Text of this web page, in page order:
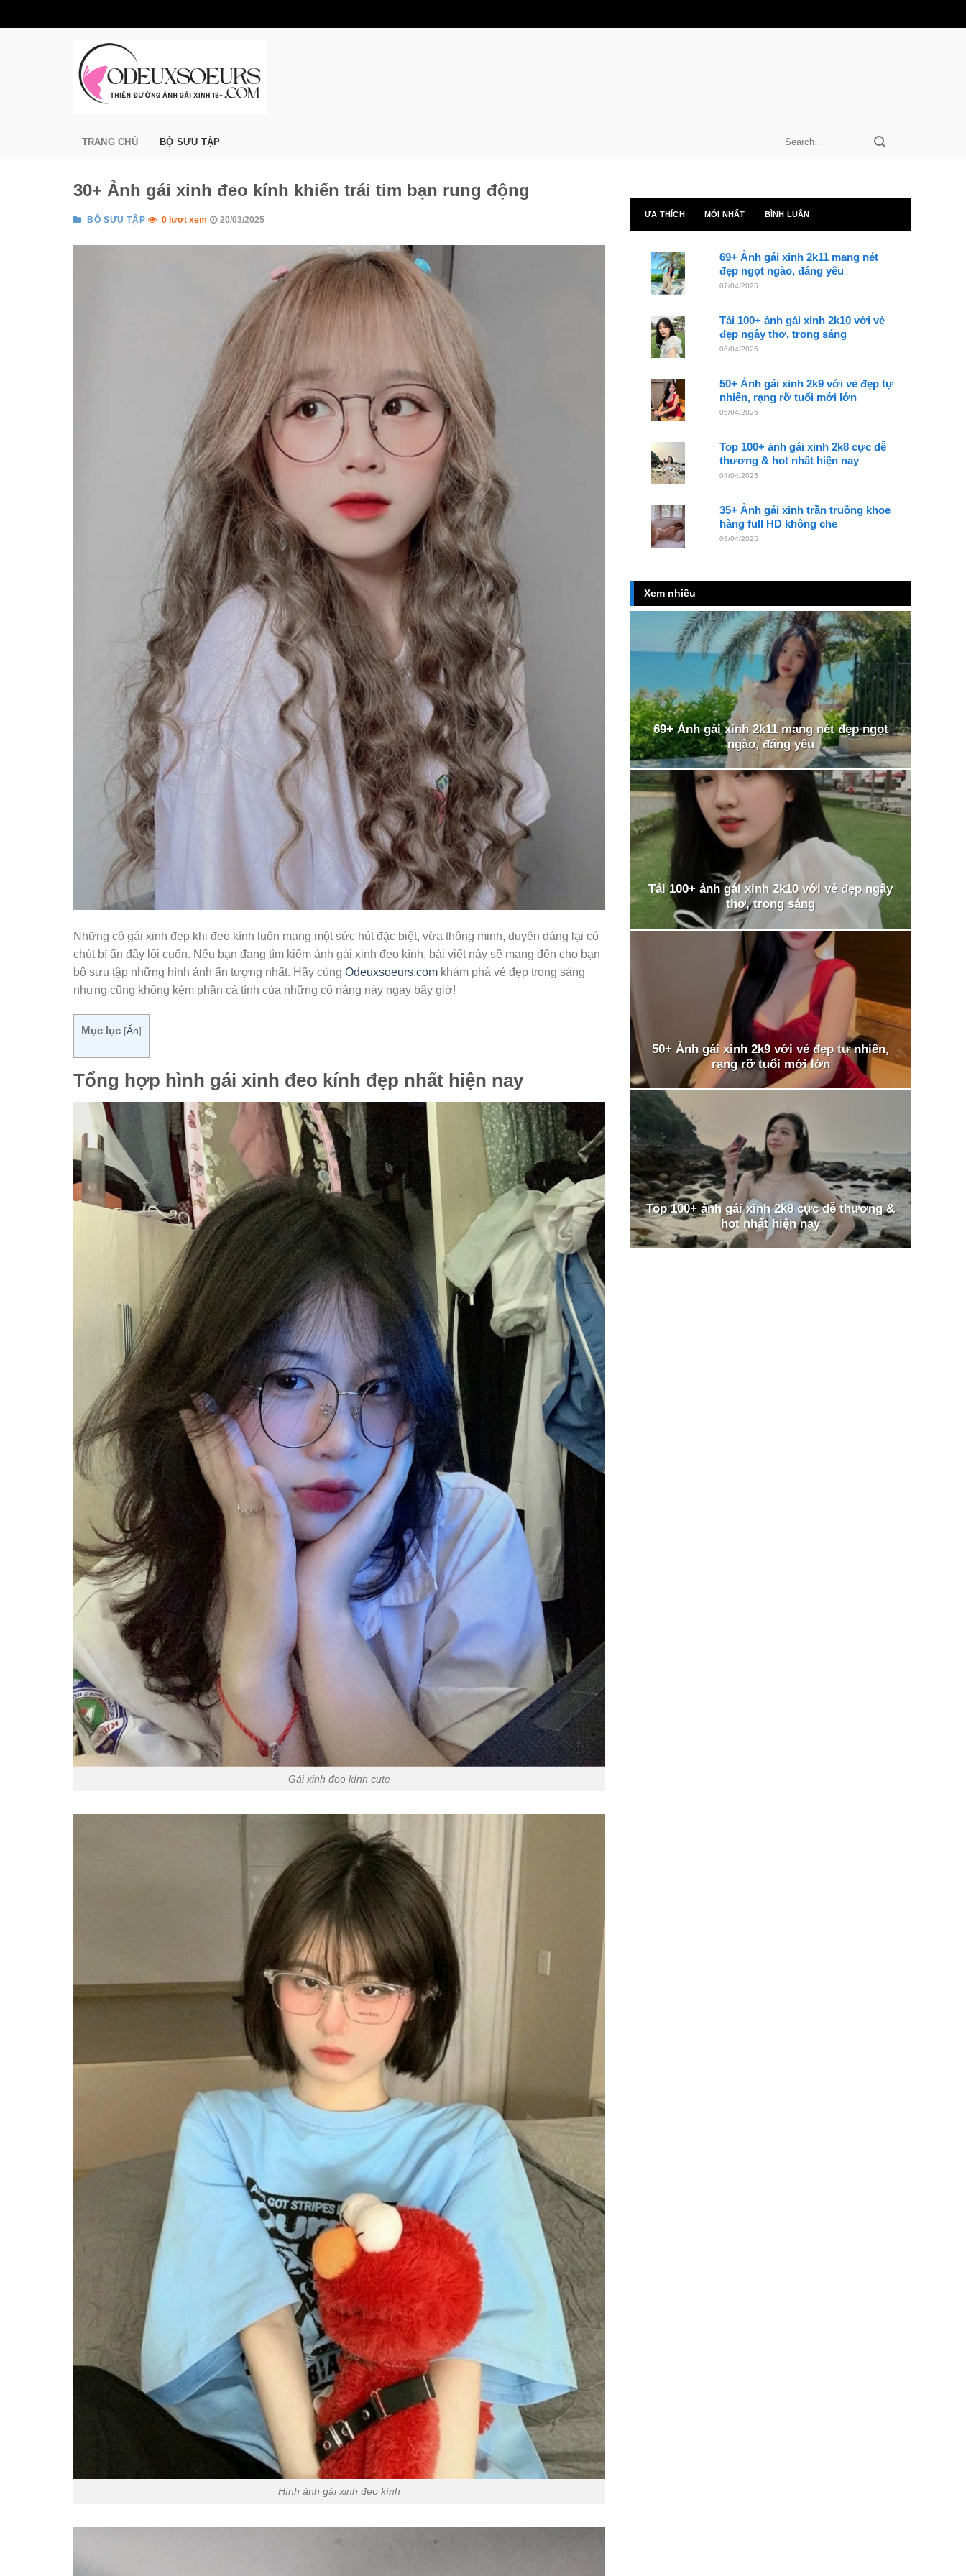
qua
TRANG CHỦ BỘ SƯU TẬP
30+ Ảnh gái xinh đeo kính khiến trái tim bạn rung động
BỘ SƯU TẬP 0 lượt xem 20/03/2025
Những cô gái xinh đẹp khi đeo kính luôn mang một sức hút đặc biệt, vừa thông minh, duyên dáng lại có
chút bí ẩn đầy lôi cuốn. Nếu bạn đang tìm kiếm ảnh gái xinh đeo kính, bài viết này sẽ mang đến cho bạn
bộ sưu tập những hình ảnh ấn tượng nhất. Hãy cùng Odeuxsoeurs.com khám phá vẻ đẹp trong sáng
nhưng cũng không kém phần cá tính của những cô nàng này ngay bây giờ!
Mục lục [Ẩn]
Tổng hợp hình gái xinh đeo kính đẹp nhất hiện nay
Gái xinh đeo kính cute
Hình ảnh gái xinh đeo kính
ƯA THÍCH MỚI NHẤT BÌNH LUẬN
69+ Ảnh gái xinh 2k11 mang nét
đẹp ngọt ngào, đáng yêu
07/04/2025
Tải 100+ ảnh gái xinh 2k10 với vẻ
đẹp ngây thơ, trong sáng
06/04/2025
50+ Ảnh gái xinh 2k9 với vẻ đẹp tự
nhiên, rạng rỡ tuổi mới lớn
05/04/2025
Top 100+ ảnh gái xinh 2k8 cực dễ
thương & hot nhất hiện nay
04/04/2025
35+ Ảnh gái xinh trần truồng khoe
hàng full HD không che
03/04/2025
Xem nhiều
69+ Ảnh gái xinh 2k11 mang nét đẹp ngọt
ngào, đáng yêu
Tải 100+ ảnh gái xinh 2k10 với vẻ đẹp ngây
thơ, trong sáng
50+ Ảnh gái xinh 2k9 với vẻ đẹp tự nhiên,
rạng rỡ tuổi mới lớn
Top 100+ ảnh gái xinh 2k8 cực dễ thương &
hot nhất hiện nay